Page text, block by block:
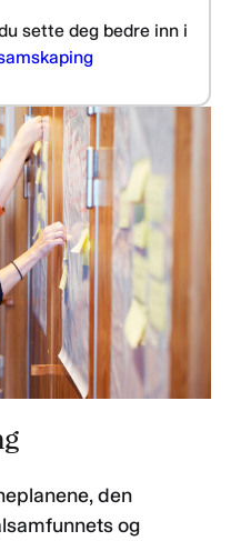
sette deg bedre inn i
den
og